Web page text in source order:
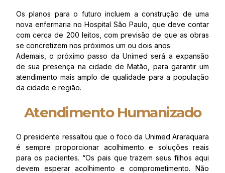
Os planos para o futuro incluem a construção de uma
nova enfermaria no Hospital São Paulo, que deve contar
com cerca de 200 leitos, com previsão de que as obras
se concretizem nos próximos um ou dois anos.
Ademais, o próximo passo da Unimed será a expansão
de sua presença na cidade de Matão, para garantir um
atendimento mais amplo de qualidade para a população
da cidade e região.
Atendimento Humanizado
O presidente ressaltou que o foco da Unimed Araraquara
é sempre proporcionar acolhimento e soluções reais
para os pacientes. “Os pais que trazem seus filhos aqui
devem esperar acolhimento e comprometimento. Não